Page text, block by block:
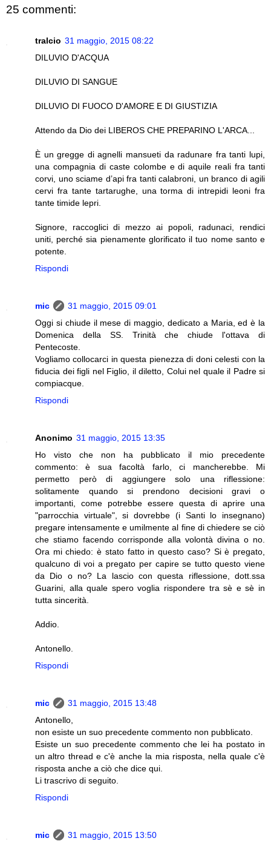
25 commenti:
tralcio 31 maggio, 2015 08:22
DILUVIO D'ACQUA
DILUVIO DI SANGUE
DILUVIO DI FUOCO D'AMORE E DI GIUSTIZIA
Attendo da Dio dei LIBEROS CHE PREPARINO L'ARCA...
È un gregge di agnelli mansueti da radunare fra tanti lupi,
una compagnia di caste colombe e di aquile reali fra tanti
corvi, uno sciame d’api fra tanti calabroni, un branco di agili
cervi fra tante tartarughe, una torma di intrepidi leoni fra
tante timide lepri.
Signore, raccoglici di mezzo ai popoli, radunaci, rendici
uniti, perché sia pienamente glorificato il tuo nome santo e
potente.
Rispondi
mic
31 maggio, 2015 09:01
Oggi si chiude il mese di maggio, dedicato a Maria, ed è la
Domenica della SS. Trinità che chiude l'ottava di
Pentecoste.
Vogliamo collocarci in questa pienezza di doni celesti con la
fiducia dei figli nel Figlio, il diletto, Colui nel quale il Padre si
compiacque.
Rispondi
Anonimo 31 maggio, 2015 13:35
Ho visto che non ha pubblicato il mio precedente
commento: è sua facoltà farlo, ci mancherebbe. Mi
permetto però di aggiungere solo una riflessione:
solitamente quando si prendono decisioni gravi o
importanti, come potrebbe essere questa di aprire una
"parrocchia virtuale", si dovrebbe (i Santi lo insegnano)
pregare intensamente e umilmente al fine di chiedere se ciò
che stiamo facendo corrisponde alla volontà divina o no.
Ora mi chiedo: è stato fatto in questo caso? Si è pregato,
qualcuno di voi a pregato per capire se tutto questo viene
da Dio o no? La lascio con questa riflessione, dott.ssa
Guarini, alla quale spero voglia rispondere tra sè e sè in
tutta sincerità.
Addio.
Antonello.
Rispondi
mic
31 maggio, 2015 13:48
Antonello,
non esiste un suo precedente commento non pubblicato.
Esiste un suo precedente commento che lei ha postato in
un altro thread e c'è anche la mia risposta, nella quale c'è
risposta anche a ciò che dice qui.
Li trascrivo di seguito.
Rispondi
mic
31 maggio, 2015 13:50